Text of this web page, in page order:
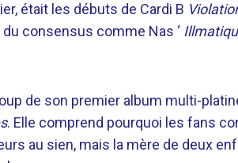
était les débuts de Cardi B
consensus comme Nas ‘
de son premier album multi-
. Elle comprend pourquoi les fans
au sien, mais la mère de deux